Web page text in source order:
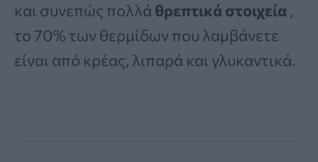
και συνεπώς πολλά θρεπτικά στοιχεία ,
το 70% των θερμίδων που λαμβάνετε
είναι από κρέας, λιπαρά και γλυκαντικά.